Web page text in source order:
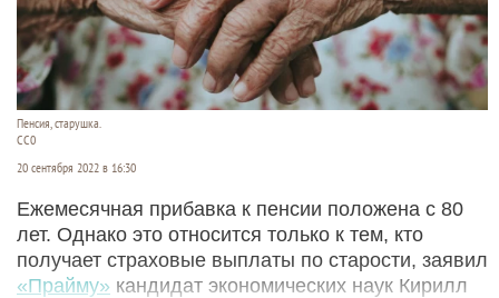
Пенсия, старушка.
CC0
20 сентября 2022 в 16:30
Ежемесячная прибавка к пенсии положена с 80
лет. Однако это относится только к тем, кто
получает страховые выплаты по старости, заявил
«Прайму» кандидат экономических наук Кирилл